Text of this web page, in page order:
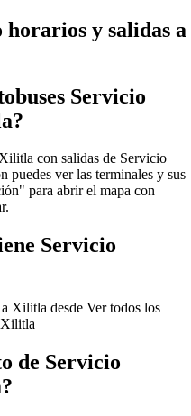
y salidas a
Servicio
con salidas de Servicio
puedes ver las terminales y sus
para abrir el mapa con
Servicio
Xilitla desde Ver todos los
Xilitla
de Servicio